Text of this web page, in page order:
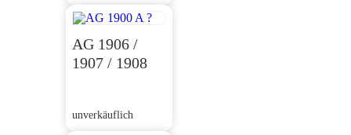
AG 1906 /
1907 / 1908
unverkäuflich